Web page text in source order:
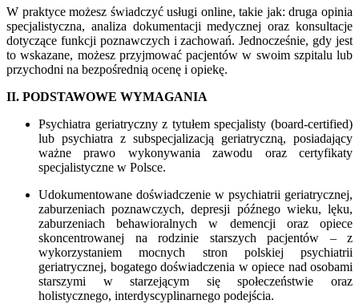
W praktyce możesz świadczyć usługi online, takie jak: druga opinia
specjalistyczna, analiza dokumentacji medycznej oraz konsultacje
dotyczące funkcji poznawczych i zachowań. Jednocześnie, gdy jest
to wskazane, możesz przyjmować pacjentów w swoim szpitalu lub
przychodni na bezpośrednią ocenę i opiekę.
II. PODSTAWOWE WYMAGANIA
Psychiatra geriatryczny z tytułem specjalisty (board-certified)
lub psychiatra z subspecjalizacją geriatryczną, posiadający
ważne prawo wykonywania zawodu oraz certyfikaty
specjalistyczne w Polsce.
Udokumentowane doświadczenie w psychiatrii geriatrycznej,
zaburzeniach poznawczych, depresji późnego wieku, lęku,
zaburzeniach behawioralnych w demencji oraz opiece
skoncentrowanej na rodzinie starszych pacjentów – z
wykorzystaniem mocnych stron polskiej psychiatrii
geriatrycznej, bogatego doświadczenia w opiece nad osobami
starszymi w starzejącym się społeczeństwie oraz
holistycznego, interdyscyplinarnego podejścia.